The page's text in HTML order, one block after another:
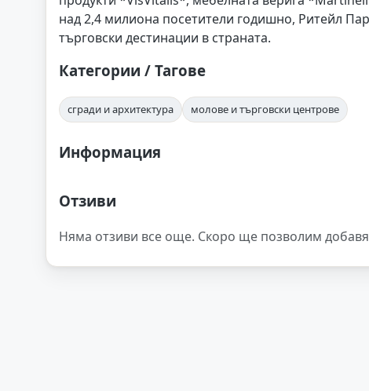
над 2,4 милиона посетители годишно, Ритейл
търговски дестинации в страната.
Категории / Тагове
сгради и архитектура молове и търговски центрове
Информация
Отзиви
Няма отзиви все още. Скоро ще позволим